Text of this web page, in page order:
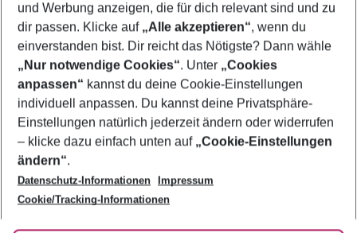
Footer
Footer navigation
Über uns
AGB
Bestpreisgarantie
Cookie-Einstellungen ändern
Cookie-Richtlinie
Agenturbetreuung
Barrierefreies Reisen
Folge uns
und Werbung anzeigen, die für dich relevant sind und zu
dir passen. Klicke auf „Alle akzeptieren“, wenn du
einverstanden bist. Dir reicht das Nötigste? Dann wähle
„Nur notwendige Cookies“. Unter „Cookies
anpassen“ kannst du deine Cookie-Einstellungen
individuell anpassen. Du kannst deine Privatsphäre-
Einstellungen natürlich jederzeit ändern oder widerrufen
– klicke dazu einfach unten auf „Cookie-Einstellungen
ändern“.
Datenschutz-Informationen
Impressum
Cookie/Tracking-Informationen